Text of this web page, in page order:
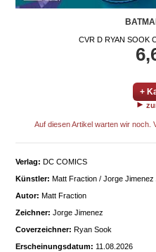
CVR D RYAN SOOK
+
Auf diesen Artikel warten wir noch.
Verlag: DC COMICS
Künstler: Matt Fraction / Jorge Jimenez
Autor: Matt Fraction
Zeichner: Jorge Jimenez
Coverzeichner: Ryan Sook
Erscheinungsdatum: 11.08.2026